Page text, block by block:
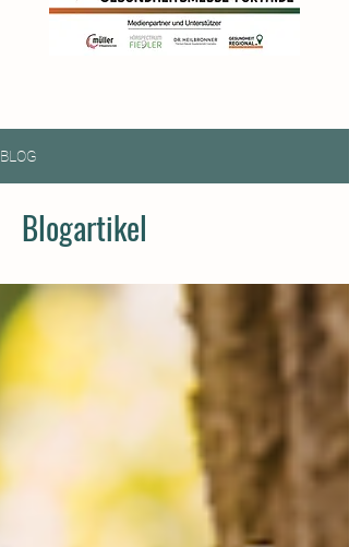
BLOG
Blogartikel